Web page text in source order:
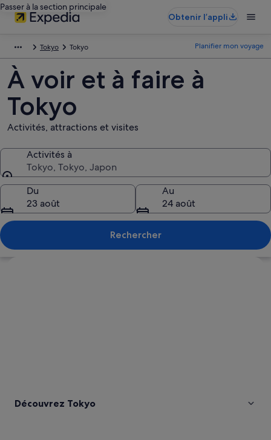
Passer à la section principale
Obtenir l’appli
Tokyo Tokyo Planifier mon voyage
À voir et à faire à
Tokyo
Activités, attractions et visites
Activités à
Tokyo, Tokyo, Japon
Activités à
Du
23 août
Au
24 août
Rechercher
Découvrez Tokyo